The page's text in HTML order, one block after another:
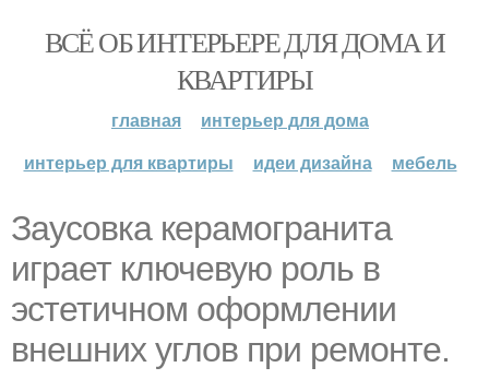
ВСЁ ОБ ИНТЕРЬЕРЕ ДЛЯ ДОМА И
КВАРТИРЫ
главная
интерьер для дома
интерьер для квартиры
идеи дизайна мебель
Заусовка керамогранита
играет ключевую роль в
эстетичном оформлении
внешних углов при ремонте.